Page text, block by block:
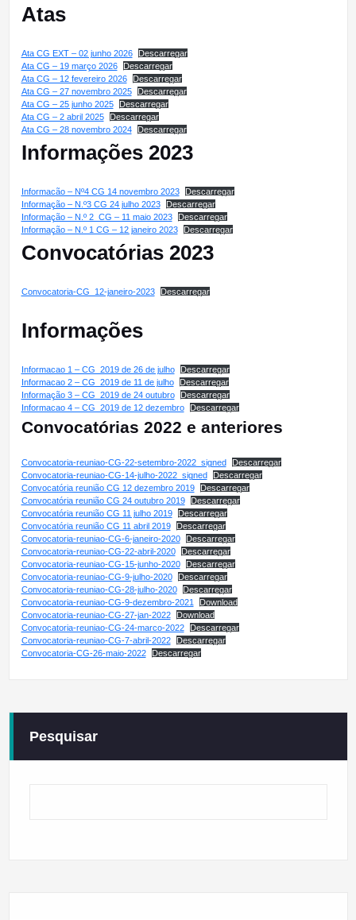
Atas
Ata CG EXT – 02 junho 2026
Descarregar
Ata CG – 19 março 2026
Descarregar
Ata CG – 12 fevereiro 2026
Descarregar
Ata CG – 27 novembro 2025
Descarregar
Ata CG – 25 junho 2025
Descarregar
Ata CG – 2 abril 2025
Descarregar
Ata CG – 28 novembro 2024
Descarregar
Informações 2023
Informacão – Nº4 CG 14 novembro 2023
Descarregar
Informação – N.º3 CG 24 julho 2023
Descarregar
Informação – N.º 2_CG – 11 maio 2023
Descarregar
Informação – N.º 1 CG – 12 janeiro 2023
Descarregar
Convocatórias 2023
Convocatoria-CG_12-janeiro-2023 Descarregar
Informações
Informacao 1 – CG_2019 de 26 de julho
Descarregar
Informacao 2 – CG_2019 de 11 de julho
Descarregar
Informação 3 – CG_2019 de 24 outubro
Descarregar
Informacao 4 – CG_2019 de 12 dezembro
Descarregar
Convocatórias 2022 e anteriores
Convocatoria-reuniao-CG-22-setembro-2022_signed
Descarregar
Convocatoria-reuniao-CG-14-julho-2022_signed
Descarregar
Convocatória reunião CG 12 dezembro 2019
Descarregar
Convocatória reunião CG 24 outubro 2019
Descarregar
Convocatória reunião CG 11 julho 2019
Descarregar
Convocatória reunião CG 11 abril 2019
Descarregar
Convocatoria-reuniao-CG-6-janeiro-2020
Descarregar
Convocatoria-reuniao-CG-22-abril-2020
Descarregar
Convocatoria-reuniao-CG-15-junho-2020
Descarregar
Convocatoria-reuniao-CG-9-julho-2020
Descarregar
Convocatoria-reuniao-CG-28-julho-2020
Descarregar
Convocatoria-reuniao-CG-9-dezembro-2021
Download
Convocatoria-reuniao-CG-27-jan-2022
Download
Convocatoria-reuniao-CG-24-marco-2022
Descarregar
Convocatoria-reuniao-CG-7-abril-2022
Descarregar
Convocatoria-CG-26-maio-2022
Descarregar
Pesquisar